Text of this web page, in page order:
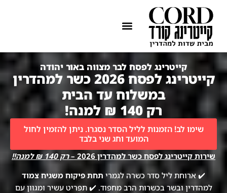
קייטרינג לפסח לבר מצווה באור יהודה
קייטרינג לפסח 2026 כשר למהדרין
במשלוח עד הבית
רק 140 ₪ למנה!
שימו לב! הזמנות לליל הסדר נסגרו. ניתן להזמין לחול
המועד וחג שני בלבד
שירות קייטרינג לפסח כשר למהדרין 2026 –
רק 140 ₪ למנה!!
✔️ ארוחת ליל סדר כשרה לגמרי תחת פיקוח משגיח צמוד
למהדרין ובשר בכשרות הרב מחפוד. ✔️ תפריט עשיר ומגוון עם